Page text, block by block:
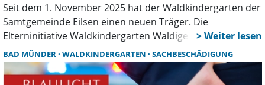
Seit dem 1. November 2025 hat der Waldkindergarten der
Samtgemeinde Eilsen einen neuen Träger. Die
Elterninitiative Waldkindergarten Waldigel e. V.
übernimmt die Verantwortung für die Einrichtung, die
zuvor von der AWO Kindertagesstätten Schaumburg
gGmbH geleitet wurde.
BAD MÜNDER WALDKINDERGARTEN SACHBESCHÄDIGUNG